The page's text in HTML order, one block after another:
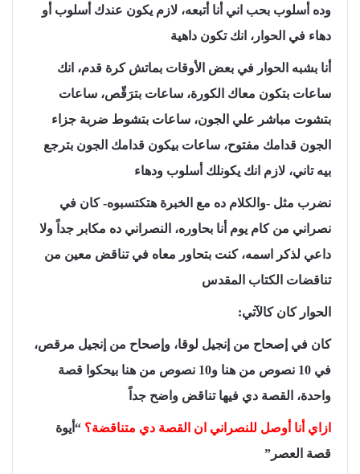
وده أسلوب بحب اني أنا أتبعه، لازم يكون عندك أسلوب أو
دهاء في الحوار، انك تكون داهية
أنا بشبه الحوار في بعض الأوقات بماتش كرة قدم، انك
ساعات بتكون معاك الكورة، ساعات بترَقّص، ساعات
بتشوت مباشر علي الجون، ساعات بتشوط ضربة جزاء
الجون قدامك مفتوح، ساعات بيكون قدامك الجون بترجع
بيه تاني، لازم انك يكونلك أسلوب ودهاء
نضرب مثل -والكلام ده مع الخبرة هتكتسبوه- كان في
نصراني من كام يوم أنا بحاوره، النصراني ده مكابر جداً ولا
داعي لذكر اسمه، كنت بتحاور معاه في تناقض معين من
تناقضات الكتاب المقدس
الحوار كان كالآتي:
كان في إصحاح من إنجيل لوقا، وإصحاح من إنجيل مرقص،
في 10 نصوص من هنا و10 نصوص من هنا بيحكوا قصة
واحدة، القصة دي فيها تناقض واضح جداً
ازاي أنا أوصل للنصراني ان القصة دي متناقضة؟ “أيوة
قصة العصر”